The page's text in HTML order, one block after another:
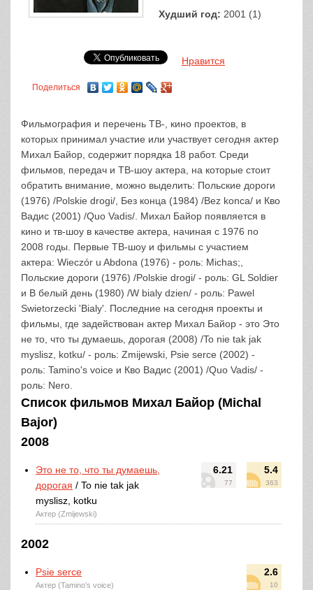
Худший год: 2001 (1)
Нравится
Поделиться
Фильмография и перечень ТВ-, кино проектов, в
которых принимал участие или участвует сегодня актер
Михал Байор, содержит порядка 18 работ. Среди
фильмов, передач и ТВ-шоу актера, на которые стоит
обратить внимание, можно выделить: Польские дороги
(1976) /Polskie drogi/, Без конца (1984) /Bez konca/ и Кво
Вадис (2001) /Quo Vadis/. Михал Байор появляется в
кино и тв-шоу в качестве актера, начиная с 1976 по
2008 годы. Первые ТВ-шоу и фильмы с участием
актера: Wieczór u Abdona (1976) - роль: Michas;,
Польские дороги (1976) /Polskie drogi/ - роль: GL Soldier
и В белый день (1980) /W bialy dzien/ - роль: Pawel
Swietorzecki 'Bialy'. Последние на сегодня проекты и
фильмы, где задействован актер Михал Байор - это Это
не то, что ты думаешь, дорогая (2008) /To nie tak jak
myslisz, kotku/ - роль: Zmijewski, Psie serce (2002) -
роль: Tamino's voice и Кво Вадис (2001) /Quo Vadis/ -
роль: Nero.
Список фильмов Михал Байор (Michal
Bajor)
2008
6.21
77
5.4
363
Это не то, что ты думаешь,
дорогая / To nie tak jak
myslisz, kotku
Актер (Zmijewski)
2002
2.6
10
Psie serce
Актер (Tamino's voice)